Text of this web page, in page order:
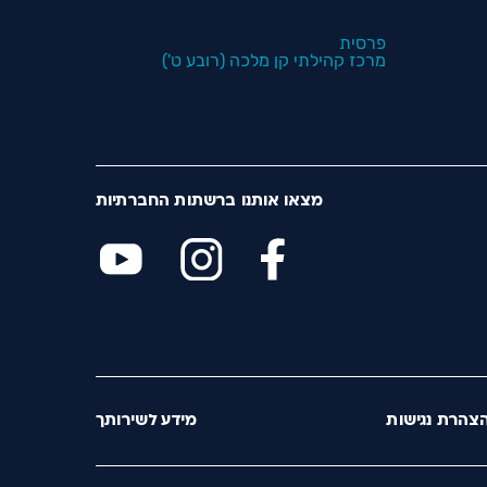
פרסית
מרכז קהילתי קן מלכה (רובע ט')
מצאו אותנו ברשתות החברתיות
נגישות מידע לשירותך